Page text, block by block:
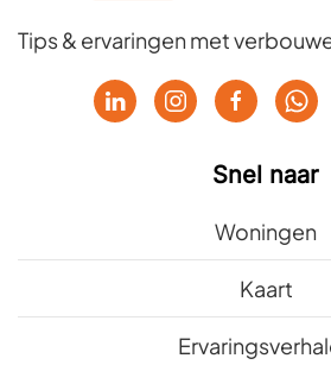
Tips & ervaringen met
Snel naar
Woningen
Kaart